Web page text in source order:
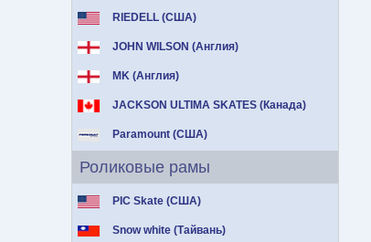
RIEDELL (США)
JOHN WILSON (Англия)
MK (Англия)
JACKSON ULTIMA SKATES (Канада)
Paramount (США)
Роликовые рамы
PIC Skate (США)
Snow white (Тайвань)